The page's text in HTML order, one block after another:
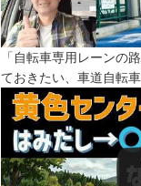
「自転車専用レーンの
ておきたい、車道自転